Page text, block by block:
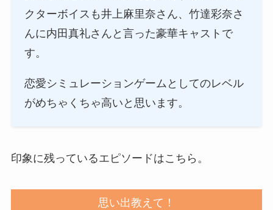
クターボイスも井上麻里奈さん、竹達彩奈さ
んに内田真礼さんと言った豪華キャストで
す。
恋愛シミュレーションゲームとしてのレベル
がめちゃくちゃ高いと思います。
印象に残っているエピソードはこちら。
思い出教えて！